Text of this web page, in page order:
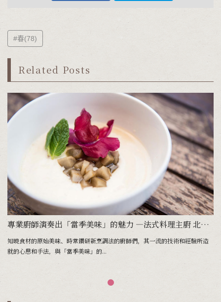
#春(78)
Related Posts
專業廚師演奏出「當季美味」的魅力 ―法式料理主廚 北岡飛鳥
知曉食材的原始美味、時常鑽研新烹調法的廚師們，其一流的技術和經驗所造
就的心思和手法，與「當季美味」的...